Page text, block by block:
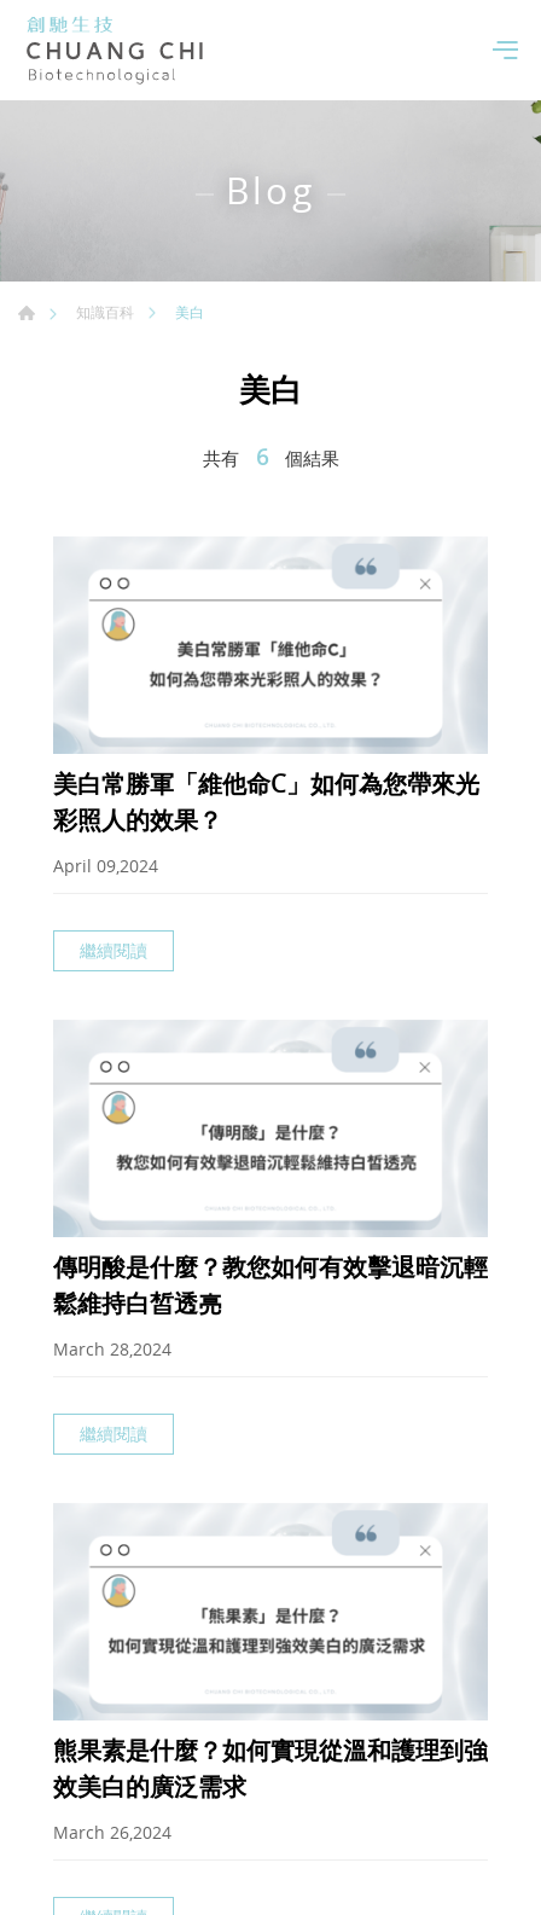
Blog
知識百科 美白
美白
共有 6 個結果
美白常勝軍「維他命C」如何為您帶來光
彩照人的效果？
April 09,2024
繼續閱讀
傳明酸是什麼？教您如何有效擊退暗沉輕
鬆維持白皙透亮
March 28,2024
繼續閱讀
熊果素是什麼？如何實現從溫和護理到強
效美白的廣泛需求
March 26,2024